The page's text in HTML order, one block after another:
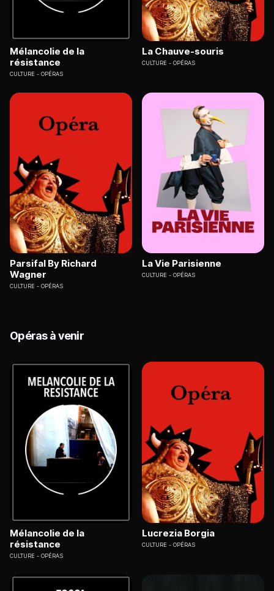
Mélancolie de la
résistance
CULTURE OPÉRAS
La Chauve-souris
CULTURE OPÉRAS
Parsifal By Richard
Wagner
CULTURE OPÉRAS
La Vie Parisienne
CULTURE OPÉRAS
Opéras à venir
Mélancolie de la
résistance
CULTURE OPÉRAS
Lucrezia Borgia
CULTURE OPÉRAS